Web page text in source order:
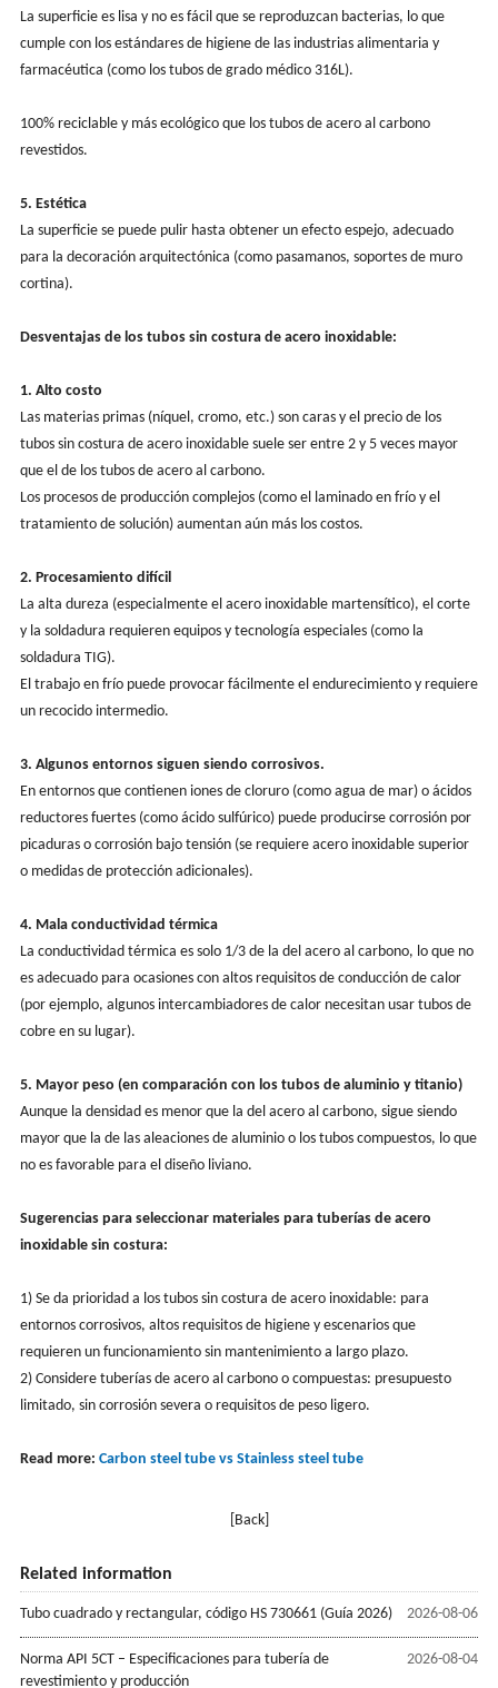
La superficie es lisa y no es fácil que se reproduzcan bacterias, lo que
cumple con los estándares de higiene de las industrias alimentaria y
farmacéutica (como los tubos de grado médico 316L).
100% reciclable y más ecológico que los tubos de acero al carbono
revestidos.
5. Estética
La superficie se puede pulir hasta obtener un efecto espejo, adecuado
para la decoración arquitectónica (como pasamanos, soportes de muro
cortina).
Desventajas de los tubos sin costura de acero inoxidable:
1. Alto costo
Las materias primas (níquel, cromo, etc.) son caras y el precio de los
tubos sin costura de acero inoxidable suele ser entre 2 y 5 veces mayor
que el de los tubos de acero al carbono.
Los procesos de producción complejos (como el laminado en frío y el
tratamiento de solución) aumentan aún más los costos.
2. Procesamiento difícil
La alta dureza (especialmente el acero inoxidable martensítico), el corte
y la soldadura requieren equipos y tecnología especiales (como la
soldadura TIG).
El trabajo en frío puede provocar fácilmente el endurecimiento y requiere
un recocido intermedio.
3. Algunos entornos siguen siendo corrosivos.
En entornos que contienen iones de cloruro (como agua de mar) o ácidos
reductores fuertes (como ácido sulfúrico) puede producirse corrosión por
picaduras o corrosión bajo tensión (se requiere acero inoxidable superior
o medidas de protección adicionales).
4. Mala conductividad térmica
La conductividad térmica es solo 1/3 de la del acero al carbono, lo que no
es adecuado para ocasiones con altos requisitos de conducción de calor
(por ejemplo, algunos intercambiadores de calor necesitan usar tubos de
cobre en su lugar).
5. Mayor peso (en comparación con los tubos de aluminio y titanio)
Aunque la densidad es menor que la del acero al carbono, sigue siendo
mayor que la de las aleaciones de aluminio o los tubos compuestos, lo que
no es favorable para el diseño liviano.
Sugerencias para seleccionar materiales para tuberías de acero
inoxidable sin costura:
1) Se da prioridad a los tubos sin costura de acero inoxidable: para
entornos corrosivos, altos requisitos de higiene y escenarios que
requieren un funcionamiento sin mantenimiento a largo plazo.
2) Considere tuberías de acero al carbono o compuestas: presupuesto
limitado, sin corrosión severa o requisitos de peso ligero.
Read more: Carbon steel tube vs Stainless steel tube
[Back]
Related information
2026-08-06
Tubo cuadrado y rectangular, código HS 730661 (Guía 2026)
2026-08-04
Norma API 5CT – Especificaciones para tubería de
revestimiento y producción